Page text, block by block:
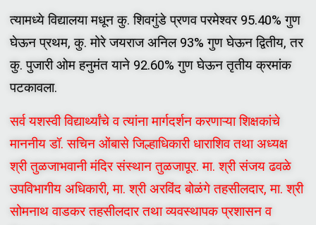
त्यामध्ये विद्यालया मधून कु. शिवगुंडे प्रणव परमेश्वर 95.40% गुण
घेऊन प्रथम, कु. मोरे जयराज अनिल 93% गुण घेऊन द्वितीय, तर
कु. पुजारी ओम हनुमंत याने 92.60% गुण घेऊन तृतीय क्रमांक
पटकावला.
सर्व यशस्वी विद्यार्थ्यांचे व त्यांना मार्गदर्शन करणाऱ्या शिक्षकांचे
माननीय डॉ. सचिन ओंबासे जिल्हाधिकारी धाराशिव तथा अध्यक्ष
श्री तुळजाभवानी मंदिर संस्थान तुळजापूर. मा. श्री संजय ढवळे
उपविभागीय अधिकारी, मा. श्री अरविंद बोळंगे तहसीलदार, मा. श्री
सोमनाथ वाडकर तहसीलदार तथा व्यवस्थापक प्रशासन व